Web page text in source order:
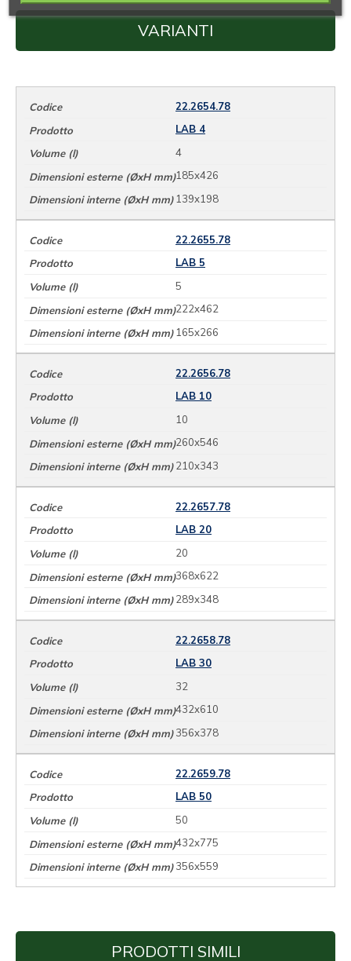
VARIANTI
22.2654.78
LAB 4
4
185x426
139x198
22.2655.78
LAB 5
5
222x462
165x266
22.2656.78
LAB 10
10
260x546
210x343
22.2657.78
LAB 20
20
368x622
289x348
22.2658.78
LAB 30
32
432x610
356x378
22.2659.78
LAB 50
50
432x775
356x559
PRODOTTI SIMILI